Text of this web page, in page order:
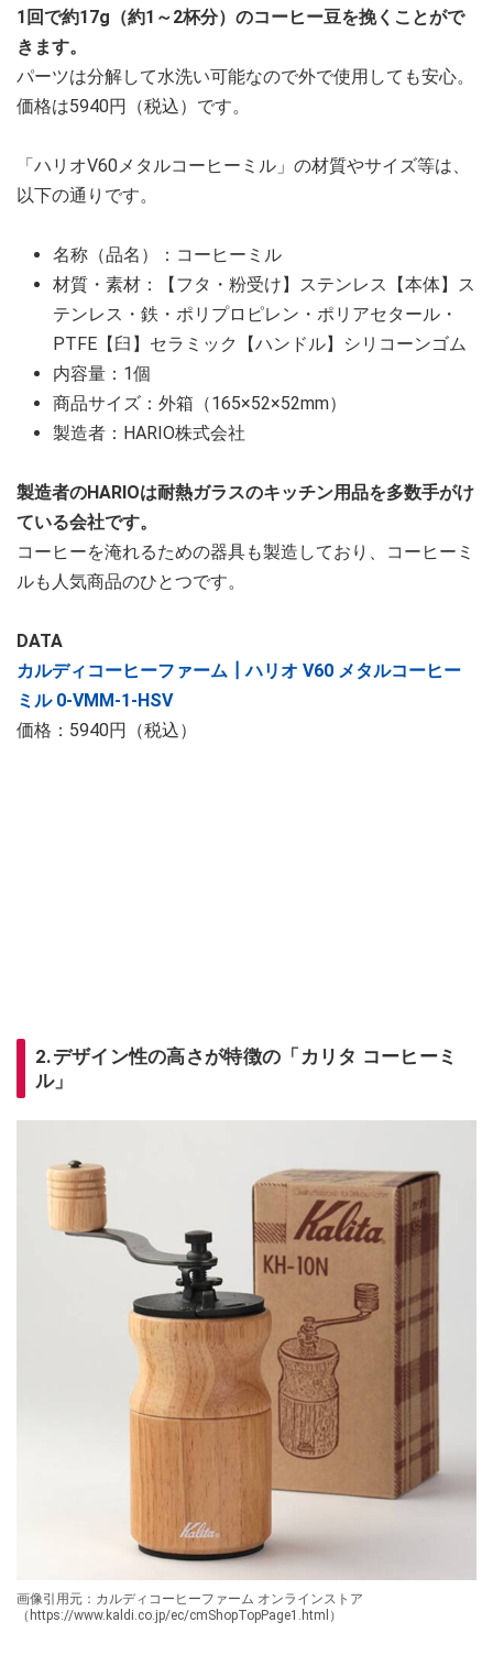
1回で約17g（約1～2杯分）のコーヒー豆を挽くことがで
きます。
パーツは分解して水洗い可能なので外で使用しても安心。
価格は5940円（税込）です。
「ハリオV60メタルコーヒーミル」の材質やサイズ等は、
以下の通りです。
名称（品名）：コーヒーミル
材質・素材：【フタ・粉受け】ステンレス【本体】ス
テンレス・鉄・ポリプロピレン・ポリアセタール・
PTFE【臼】セラミック【ハンドル】シリコーンゴム
内容量：1個
商品サイズ：外箱（165×52×52mm）
製造者：HARIO株式会社
製造者のHARIOは耐熱ガラスのキッチン用品を多数手がけ
ている会社です。
コーヒーを淹れるための器具も製造しており、コーヒーミ
ルも人気商品のひとつです。
DATA
カルディコーヒーファーム┃ハリオ V60 メタルコーヒー
ミル 0-VMM-1-HSV
価格：5940円（税込）
2.デザイン性の高さが特徴の「カリタ コーヒーミ
ル」
画像引用元：カルディコーヒーファーム オンラインストア
（https://www.kaldi.co.jp/ec/cmShopTopPage1.html）